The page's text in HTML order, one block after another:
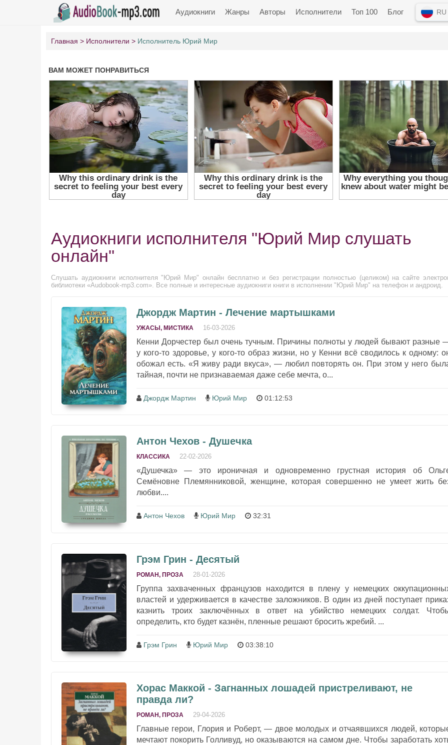
Аудиокниги Жанры Авторы Исполнители Топ 100 Блог RU
Главная Исполнители Исполнитель Юрий Мир
Аудиокниги исполнителя "Юрий Мир слушать
онлайн"
Слушать аудиокниги исполнителя "Юрий Мир" онлайн бесплатно и без регистрации полностью (целиком) на сайте
библиотеки «Audobook-mp3.com». Все полные и интересные аудиокниги книги в исполнении "Юрий Мир" на телефон и андроид.
Джордж Мартин - Лечение мартышками
УЖАСЫ, МИСТИКА 16-03-2026
Кенни Дорчестер был очень тучным. Причины полноты у людей бывают разные
у кого-то здоровье, у кого-то образ жизни, но у Кенни всё сводилось к одному:
обожал есть. «Я живу ради вкуса», — любил повторять он. При этом у него
тайная, почти не признаваемая даже себе мечта, о...
Джордж Мартин Юрий Мир 01:12:53
Антон Чехов - Душечка
КЛАССИКА 22-02-2026
«Душечка» — это ироничная и одновременно грустная история об
Семёновне Племянниковой, женщине, которая совершенно не умеет жить
любви....
Антон Чехов Юрий Мир 32:31
Грэм Грин - Десятый
РОМАН, ПРОЗА 28-01-2026
Группа захваченных французов находится в плену у немецких
властей и удерживается в качестве заложников. В один из дней поступает
казнить троих заключённых в ответ на убийство немецких солдат.
определить, кто будет казнён, пленные решают бросить жребий. ...
Грэм Грин Юрий Мир 03:38:10
Хорас Маккой - Загнанных лошадей пристреливают, не
правда ли?
РОМАН, ПРОЗА 29-04-2026
Главные герои, Глория и Роберт, — двое молодых и отчаявшихся людей,
мечтают покорить Голливуд, но оказываются на самом дне. Чтобы заработать